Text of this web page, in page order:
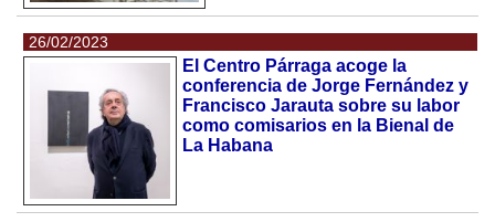
26/02/2023
El Centro Párraga acoge la
conferencia de Jorge Fernández y
Francisco Jarauta sobre su labor
como comisarios en la Bienal de
La Habana